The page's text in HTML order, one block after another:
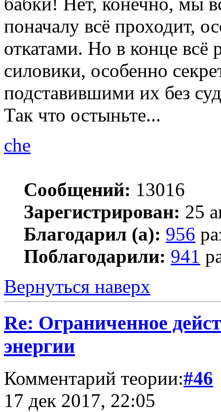
поначалу всё проходит,
откатами. Но в конце всё
силовики, особенно
подставившими их без
Так что остыньте...
che
Сообщений: 13016
Зарегистрирован: 25
Благодарил (а): 956
Поблагодарили: 941
Вернуться наверх
Re: Ограниченное
энергии
Комментарий теории:#46
17 дек 2017, 22:05